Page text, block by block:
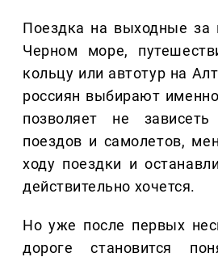
Поездка на выходные за
Черном море,
кольцу или автотур на
россиян выбирают
позволяет не
поездов и самолетов,
ходу поездки и
действительно хочется.
Но уже после первых
дороге становится